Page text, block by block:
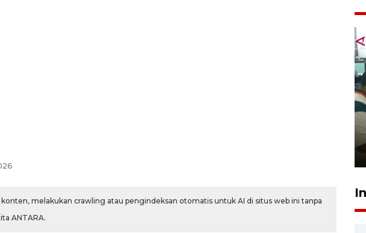
melakukan crawling atau pengindeksan otomatis untuk AI di situs web ini tanpa
ANTARA.